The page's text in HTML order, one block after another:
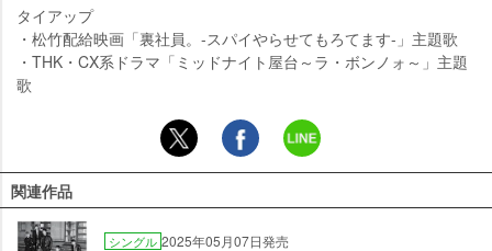
タイアップ
・松竹配給映画「裏社員。-スパイやらせてもろてます-」主題歌
・THK・CX系ドラマ「ミッドナイト屋台～ラ・ボンノォ～」主題
歌
関連作品
シングル 2025年05月07日発売